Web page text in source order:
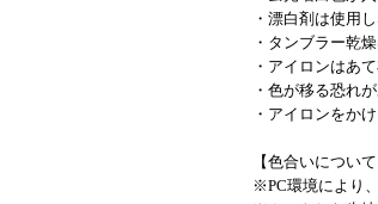
・漂白剤は使用
・タンブラー乾
・アイロンはあ
・色が移る恐れ
・アイロンをか
【色合いについて
※PC環境により